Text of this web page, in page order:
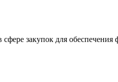
закупок для